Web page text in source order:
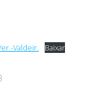
Valdeir. Baixar